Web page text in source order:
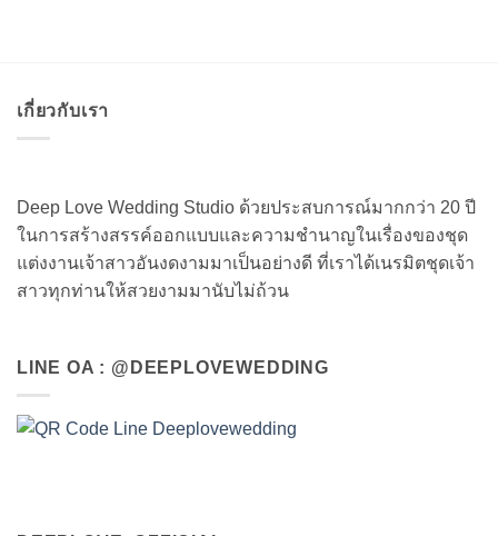
เกี่ยวกับเรา
Deep Love Wedding Studio ด้วยประสบการณ์มากกว่า 20 ปี
ในการสร้างสรรค์ออกแบบและความชำนาญในเรื่องของชุด
แต่งงานเจ้าสาวอันงดงามมาเป็นอย่างดี ที่เราได้เนรมิตชุดเจ้า
สาวทุกท่านให้สวยงามมานับไม่ถ้วน
LINE OA : @DEEPLOVEWEDDING